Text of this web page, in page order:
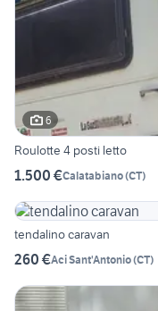
6
Roulotte 4 posti letto
1.500 €Calatabiano(CT)
tendalino caravan
260 €Aci Sant'Antonio(CT)